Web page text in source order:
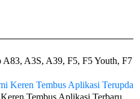
A83, A3S, A39, F5, F5 Youth, F7
Keren Tembus Aplikasi Terupdate
Tembus Aplikasi Terbaru